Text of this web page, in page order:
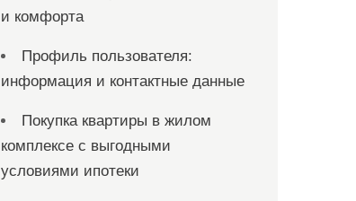
и комфорта
Профиль пользователя:
информация и контактные данные
Покупка квартиры в жилом
комплексе с выгодными
условиями ипотеки